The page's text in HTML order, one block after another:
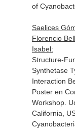
of
Saelices
Florencio
Isabel:
Structure-
Synthetase
Interaction
Poster en
Workshop.
California,